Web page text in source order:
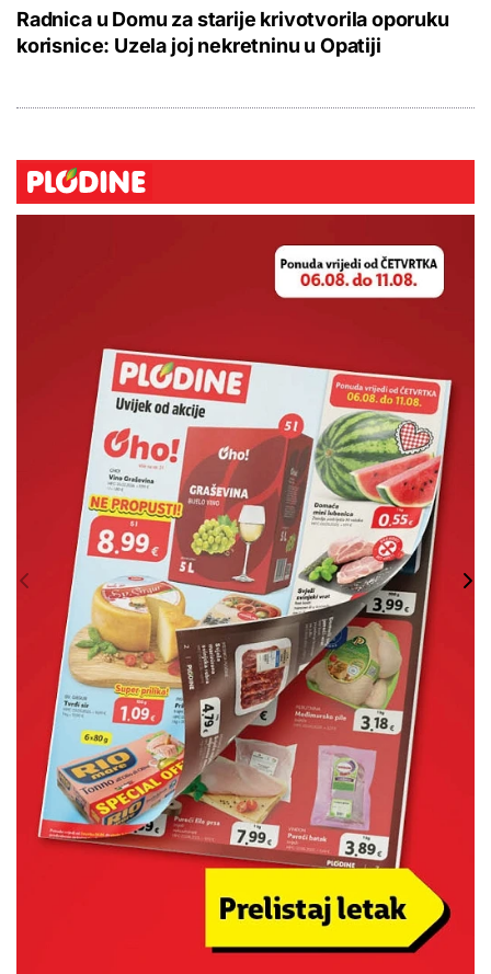
Radnica u Domu za starije krivotvorila oporuku
korisnice: Uzela joj nekretninu u Opatiji